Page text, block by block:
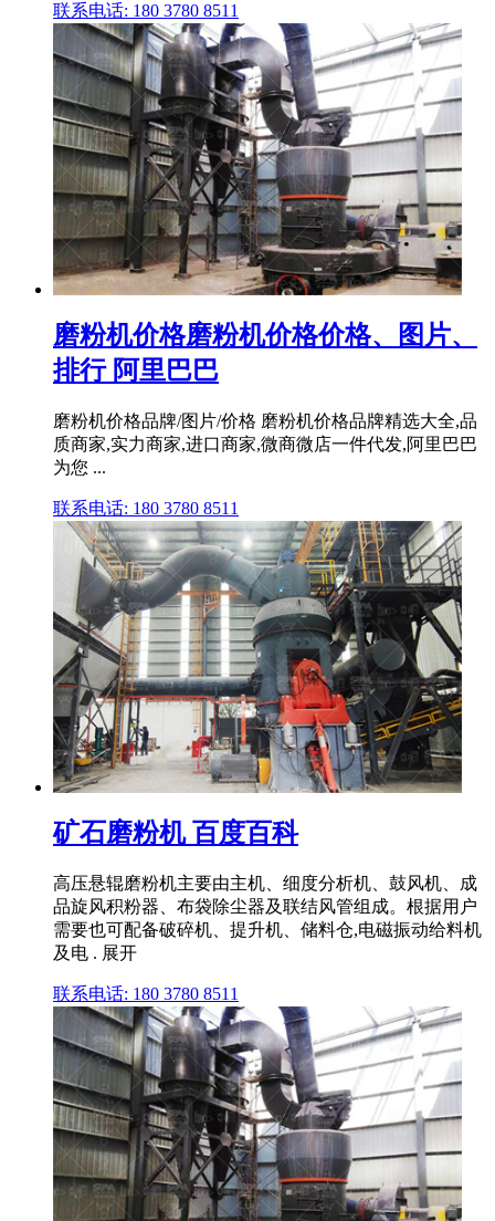
联系电话: 180 3780 8511
磨粉机价格磨粉机价格价格、图片、
排行 阿里巴巴
磨粉机价格品牌/图片/价格 磨粉机价格品牌精选大全,品
质商家,实力商家,进口商家,微商微店一件代发,阿里巴巴
为您 ...
联系电话: 180 3780 8511
矿石磨粉机 百度百科
高压悬辊磨粉机主要由主机、细度分析机、鼓风机、成
品旋风积粉器、布袋除尘器及联结风管组成。根据用户
需要也可配备破碎机、提升机、储料仓,电磁振动给料机
及电 . 展开
联系电话: 180 3780 8511